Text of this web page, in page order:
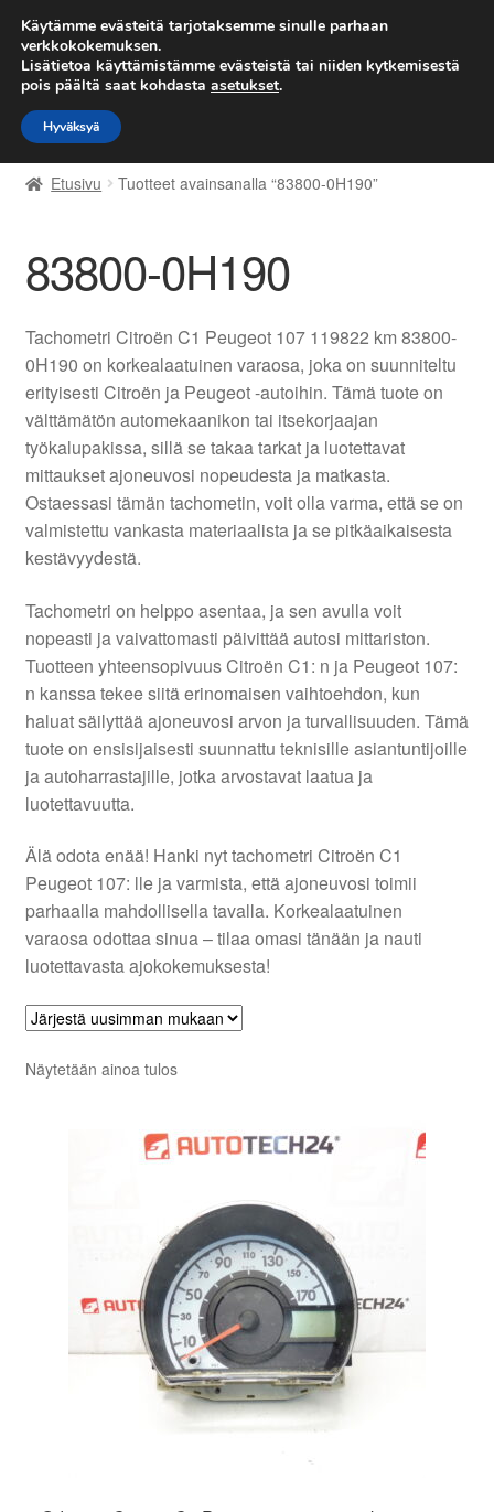
TOIMITUS alkaen 7 EUR
Siirry
navigointiin
Siirry
sisältöön
Etusivu
Kärry
Käyttöehdot
Maailmanlaajuinen toimitus
Maksut
Meistä
Ota yhteyttä
Reklamaatiomenettely
Tarkista
Tietosuojakäytäntö
Tilini
Valitukset
Etusivu Tuotteet avainsanalla “83800-0H190”
83800-0H190
Tachometri Citroën C1 Peugeot 107 119822 km 83800-
0H190 on korkealaatuinen varaosa, joka on suunniteltu
erityisesti Citroën ja Peugeot -autoihin. Tämä tuote on
välttämätön automekaanikon tai itsekorjaajan
työkalupakissa, sillä se takaa tarkat ja luotettavat
mittaukset ajoneuvosi nopeudesta ja matkasta.
Ostaessasi tämän tachometin, voit olla varma, että se on
valmistettu vankasta materiaalista ja se pitkäaikaisesta
kestävyydestä.
Tachometri on helppo asentaa, ja sen avulla voit
nopeasti ja vaivattomasti päivittää autosi mittariston.
Tuotteen yhteensopivuus Citroën C1: n ja Peugeot 107:
n kanssa tekee siitä erinomaisen vaihtoehdon, kun
haluat säilyttää ajoneuvosi arvon ja turvallisuuden. Tämä
tuote on ensisijaisesti suunnattu teknisille asiantuntijoille
ja autoharrastajille, jotka arvostavat laatua ja
luotettavuutta.
Älä odota enää! Hanki nyt tachometri Citroën C1
Peugeot 107: lle ja varmista, että ajoneuvosi toimii
parhaalla mahdollisella tavalla. Korkealaatuinen
varaosa odottaa sinua – tilaa omasi tänään ja nauti
luotettavasta ajokokemuksesta!
Näytetään ainoa tulos
Käytämme evästeitä tarjotaksemme sinulle parhaan
verkkokokemuksen.
Lisätietoa käyttämistämme evästeistä tai niiden kytkemisestä
pois päältä saat kohdasta asetukset.
Hyväksyä